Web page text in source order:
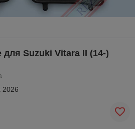
Suzuki Vitara II (14-)
2026